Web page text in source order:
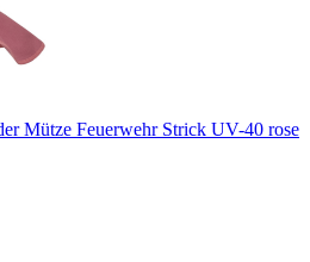
Mütze Feuerwehr Strick UV-40 rose